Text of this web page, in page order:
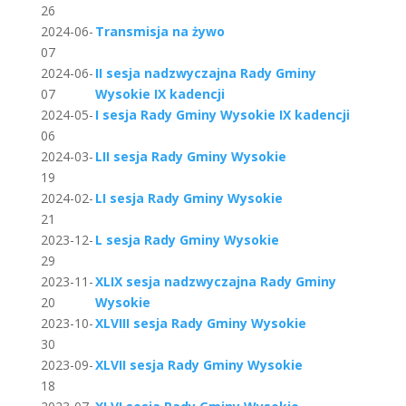
26
2024-06-
07
Transmisja na żywo
2024-06-
07
II sesja nadzwyczajna Rady Gminy
Wysokie IX kadencji
2024-05-
06
I sesja Rady Gminy Wysokie IX kadencji
2024-03-
19
LII sesja Rady Gminy Wysokie
2024-02-
21
LI sesja Rady Gminy Wysokie
2023-12-
29
L sesja Rady Gminy Wysokie
2023-11-
20
XLIX sesja nadzwyczajna Rady Gminy
Wysokie
2023-10-
30
XLVIII sesja Rady Gminy Wysokie
2023-09-
18
XLVII sesja Rady Gminy Wysokie